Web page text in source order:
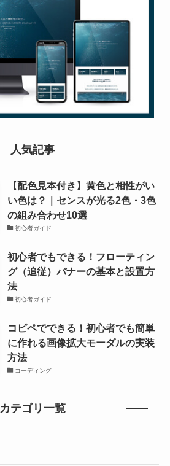
人気記事
【配色見本付き】黄色と相性がい
い色は？｜センスが光る2色・3色
の組み合わせ10選
初心者ガイド
初心者でもできる！フローティン
グ（追従）バナーの基本と設置方
法
初心者ガイド
コピペでできる！初心者でも簡単
に作れる画像拡大モーダルの実装
方法
コーディング
カテゴリ一覧